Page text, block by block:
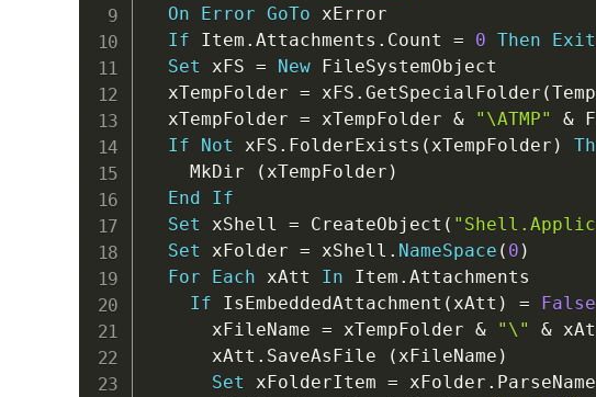
On
Error GoTo xError
If Item . Attachments . Count = 0 Then Exit
Set xFS = New FileSystemObject
  xTempFolder
= xFS . GetSpecialFolder (
  xTempFolder
= xTempFolder & "\ATMP" &
If
Not xFS . FolderExists ( xTempFolder )
    MkDir
( xTempFolder )
End
If
Set xShell = CreateObject (
Set xFolder = xShell . NameSpace ( 0 )
For
Each xAtt In Item . Attachments
If IsEmbeddedAttachment ( xAtt ) = False
      xFileName
= xTempFolder & "\" &
      xAtt
. SaveAsFile ( xFileName )
Set xFolderItem = xFolder . ParseName